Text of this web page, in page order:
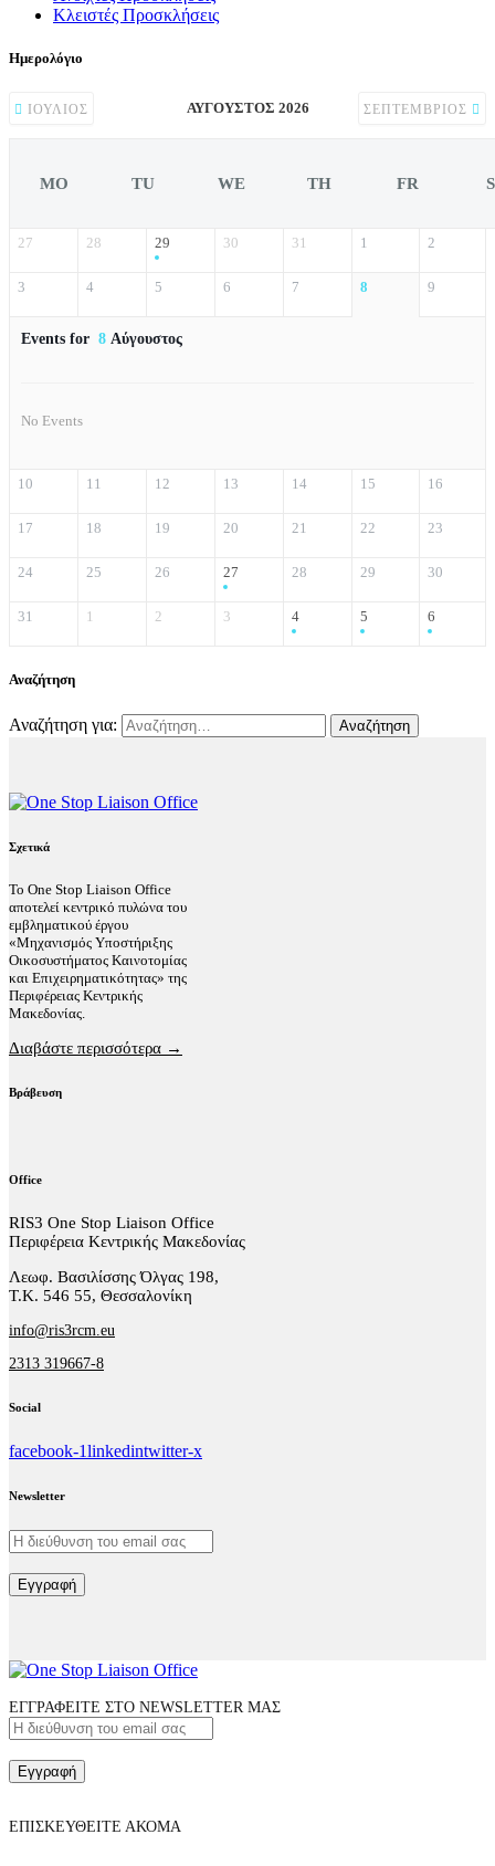
Κλειστές Προσκλήσεις
Ημερολόγιο
ΙΟΎΛΙΟΣ ΑΎΓΟΥΣΤΟΣ 2026 ΣΕΠΤΈΜΒΡΙΟΣ
MO TU WE TH FR
27 28 29 30 31 1 2
3 4 5 6 7 8 9
Events for 8 Αύγουστος
No Events
10 11 12 13 14 15 16
17 18 19 20 21 22 23
24 25 26 27 28 29 30
31 1 2 3 4 5 6
Αναζήτηση
Αναζήτηση για:
Σχετικά
Το One Stop Liaison Office
αποτελεί κεντρικό πυλώνα του
εμβληματικού έργου
«Μηχανισμός Υποστήριξης
Οικοσυστήματος Καινοτομίας
και Επιχειρηματικότητας» της
Περιφέρειας Κεντρικής
Μακεδονίας.
Διαβάστε περισσότερα →
Βράβευση
Office
RIS3 One Stop Liaison Office
Περιφέρεια Κεντρικής Μακεδονίας
Λεωφ. Βασιλίσσης Όλγας 198,
Τ.Κ. 546 55, Θεσσαλονίκη
info@ris3rcm.eu
2313 319667-8
Social
facebook-1linkedintwitter-x
Newsletter
Εγγραφή
ΕΓΓΡΑΦΕΙΤΕ ΣΤΟ NEWSLETTER ΜΑΣ
Εγγραφή
ΕΠΙΣΚΕΥΘΕΙΤΕ ΑΚΟΜΑ